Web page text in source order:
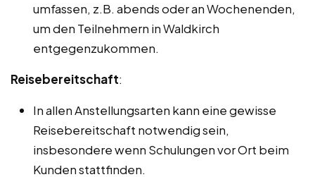
umfassen, z.B. abends oder an Wochenenden,
um den Teilnehmern in Waldkirch
entgegenzukommen.
Reisebereitschaft:
In allen Anstellungsarten kann eine gewisse
Reisebereitschaft notwendig sein,
insbesondere wenn Schulungen vor Ort beim
Kunden stattfinden.